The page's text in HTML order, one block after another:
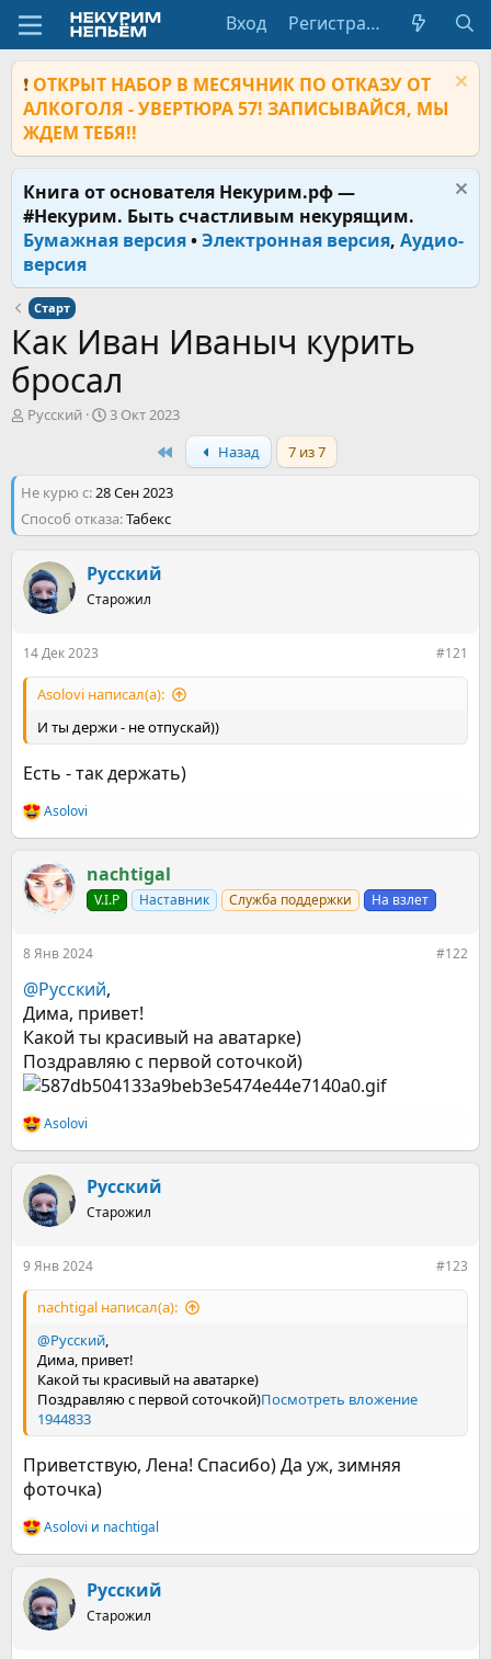
Вход Регистрация
❗ ОТКРЫТ НАБОР В МЕСЯЧНИК ПО ОТКАЗУ ОТ
АЛКОГОЛЯ - УВЕРТЮРА 57! ЗАПИСЫВАЙСЯ, МЫ
ЖДЕМ ТЕБЯ!!
Книга от основателя Некурим.рф —
#Некурим. Быть счастливым некурящим.
Бумажная версия•Электронная версия, Аудио-
версия
Старт
Как Иван Иваныч курить
бросал
А
р
т
е
ы
Русский
Д
н
а
ч
л
3 Окт 2023
Назад 7 из 7
Не курю с 28 Сен 2023
Способ отказа Табекс
Русский
Старожил
14 Дек 2023 #121
Asolovi написал(а):
И ты держи - не отпускай))
Есть - так держать)
Р
е
к
ц
и
Asolovi
nachtigal
V.I.P Наставник Служба поддержки На взлет
8 Янв 2024 #122
@Русский,
Дима, привет!
Какой ты красивый на аватарке)
Поздравляю с первой соточкой)
Р
е
к
ц
и
Asolovi
Русский
Старожил
9 Янв 2024 #123
nachtigal написал(а):
@Русский,
Дима, привет!
Какой ты красивый на аватарке)
Поздравляю с первой соточкой)Посмотреть вложение
1944833
Приветствую, Лена! Спасибо) Да уж, зимняя
фоточка)
Р
е
к
ц
и
Asolovi и nachtigal
Русский
Старожил